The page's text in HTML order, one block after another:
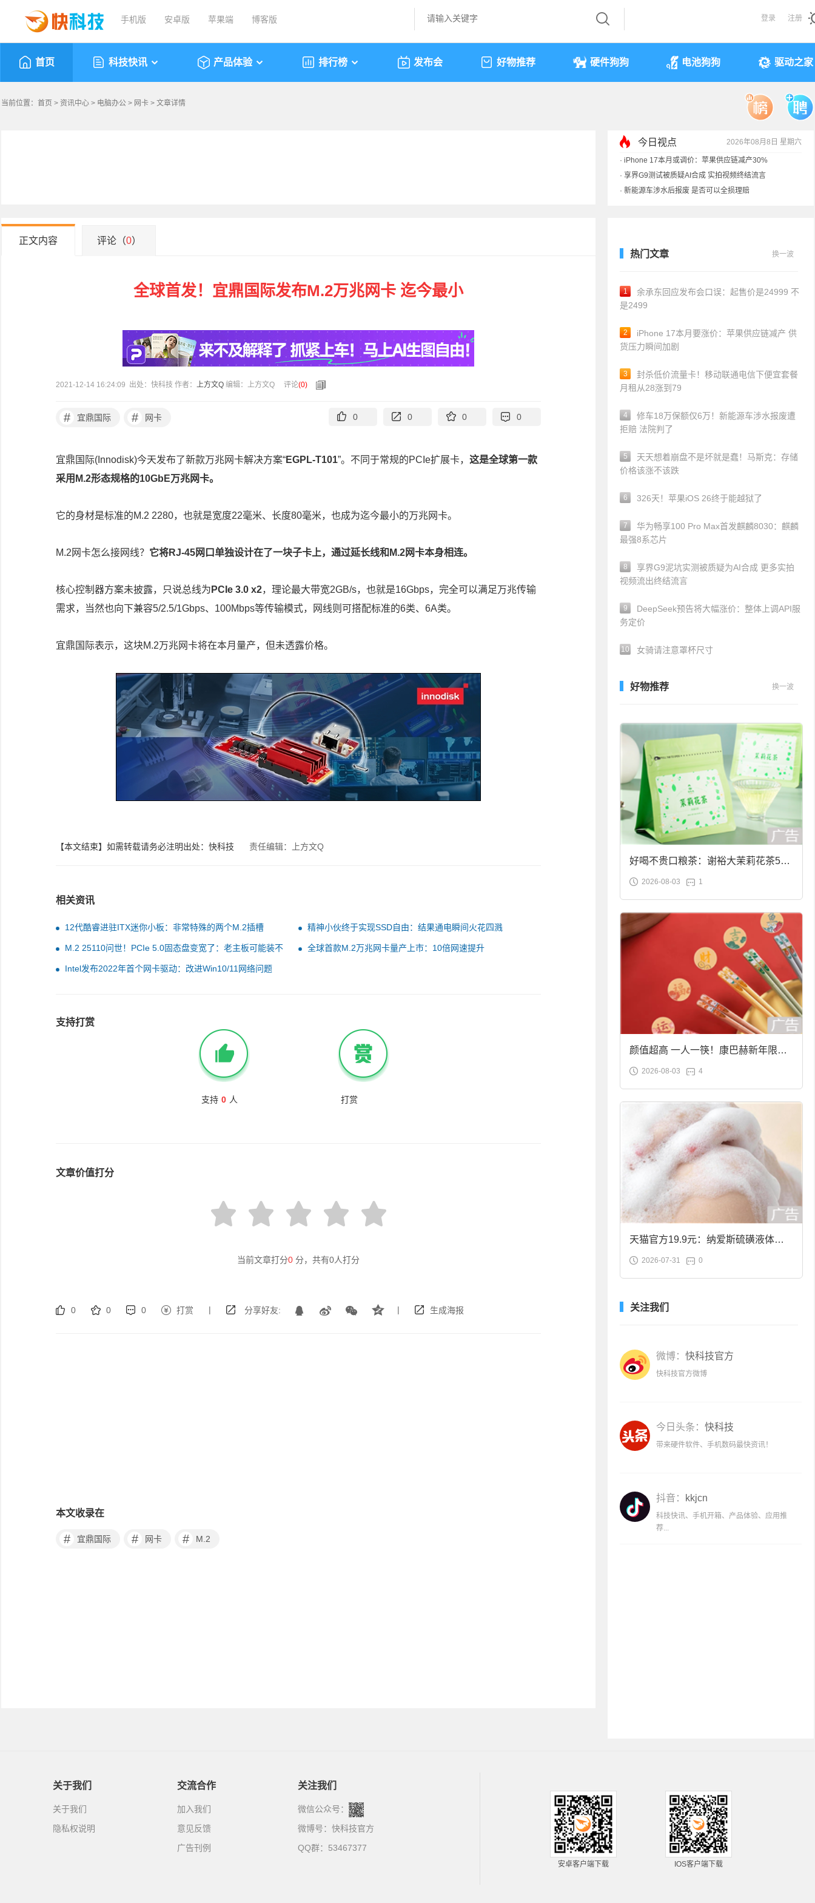
手机版 安卓版 苹果端 博客版 登录 注册
首页 科技快讯 产品体验 排行榜 发布会 好物推荐 硬件狗狗 电池狗狗 驱动之家
当前位置： 首页 > 资讯中心 > 电脑办公 > 网卡 > 文章详情
今日视点 2026年08月8日 星期六
· iPhone 17本月或调价：苹果供应链减产30%
· 享界G9测试被质疑AI合成 实拍视频终结流言
· 新能源车涉水后报废 是否可以全损理赔
正文内容 评论（0）
全球首发！宜鼎国际发布M.2万兆网卡 迄今最小
2021-12-14 16:24:09 出处：快科技 作者： 上方文Q 编辑：上方文Q 评论(0)
# 宜鼎国际 # 网卡 0 0 0 0
宜鼎国际(Innodisk)今天发布了新款万兆网卡解决方案“EGPL-T101”。不同于常规的PCIe扩展卡， 这是全球第一款
采用M.2形态规格的10GbE万兆网卡。
它的身材是标准的M.2 2280，也就是宽度22毫米、长度80毫米，也成为迄今最小的万兆网卡。
M.2网卡怎么接网线？ 它将RJ-45网口单独设计在了一块子卡上，通过延长线和M.2网卡本身相连。
核心控制器方案未披露，只说总线为 PCIe 3.0 x2，理论最大带宽2GB/s，也就是16Gbps，完全可以满足万兆传输
需求，当然也向下兼容5/2.5/1Gbps、100Mbps等传输模式，网线则可搭配标准的6类、6A类。
宜鼎国际表示，这块M.2万兆网卡将在本月量产，但未透露价格。
【本文结束】如需转载请务必注明出处：快科技 责任编辑：上方文Q
相关资讯
12代酷睿进驻ITX迷你小板：非常特殊的两个M.2插槽 精神小伙终于实现SSD自由：结果通电瞬间火花四溅
M.2 25110问世！PCIe 5.0固态盘变宽了：老主板可能装不
全球首款M.2万兆网卡量产上市：10倍网速提升
Intel发布2022年首个网卡驱动：改进Win10/11网络问题
支持打赏
支持 0 人 打赏
文章价值打分
当前文章打分0 分，共有0人打分
0 0 0 打赏 | 分享好友: | 生成海报
本文收录在
# 宜鼎国际 # 网卡 # M.2
热门文章 换一波
1
余承东回应发布会口误：起售价是24999 不
是2499
2
iPhone 17本月要涨价：苹果供应链减产 供
货压力瞬间加剧
3
封杀低价流量卡！移动联通电信下便宜套餐
月租从28涨到79
4
修车18万保额仅6万！新能源车涉水报废遭
拒赔 法院判了
5
天天想着崩盘不是坏就是蠢！马斯克：存储
价格该涨不该跌
6 326天！苹果iOS 26终于能越狱了
7
华为畅享100 Pro Max首发麒麟8030：麒麟
最强8系芯片
8
享界G9泥坑实测被质疑为AI合成 更多实拍
视频流出终结流言
9
DeepSeek预告将大幅涨价：整体上调API服
务定价
10 女骑请注意罩杯尺寸
好物推荐 换一波
好喝不贵口粮茶：谢裕大茉莉花茶50g
袋装9.9元到手
2026-08-03 1
颜值超高 一人一筷！康巴赫新年限定
合金筷子大促：19.9元
2026-08-03 4
天猫官方19.9元：纳爱斯硫磺液体香
皂2斤大促
2026-07-31 0
关注我们
微博： 快科技官方
快科技官方微博
今日头条： 快科技
带来硬件软件、手机数码最快资讯！
抖音： kkjcn
科技快讯、手机开箱、产品体验、应用推
荐...
关于我们
关于我们
隐私权说明
交流合作
加入我们
意见反馈
广告刊例
关注我们
微信公众号：
微博号： 快科技官方
QQ群：53467377
安卓客户端下载 IOS客户端下载